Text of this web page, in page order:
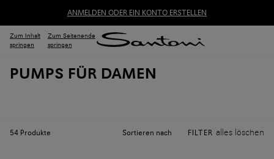
ANMELDEN ODER EIN KONTO ERSTELLEN
Zum Inhalt
springen
Zum Seitenende
springen
PUMPS FÜR DAMEN
54 Produkte Sortieren nach FILTER alles löschen